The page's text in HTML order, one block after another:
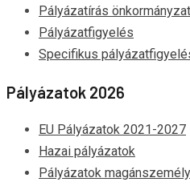
Pályázatírás
Pályázatfigyelés
Specifikus
Pályázatok 2026
EU Pályázatok 2021-2027
Hazai pályázatok
Pályázatok